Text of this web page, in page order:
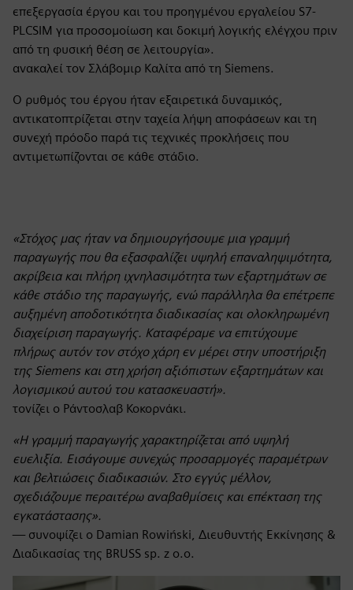
επεξεργασία έργου και του προηγμένου εργαλείου S7-
PLCSIM για προσομοίωση και δοκιμή λογικής ελέγχου πριν
από τη φυσική θέση σε λειτουργία».
ανακαλεί τον Σλάβομιρ Καλίτα από τη Siemens.
Ο ρυθμός του έργου ήταν εξαιρετικά δυναμικός,
αντικατοπτρίζεται στην ταχεία λήψη αποφάσεων και τη
συνεχή πρόοδο παρά τις τεχνικές προκλήσεις που
αντιμετωπίζονται σε κάθε στάδιο.
«Στόχος μας ήταν να δημιουργήσουμε μια γραμμή
παραγωγής που θα εξασφαλίζει υψηλή επαναληψιμότητα,
ακρίβεια και πλήρη ιχνηλασιμότητα των εξαρτημάτων σε
κάθε στάδιο της παραγωγής, ενώ παράλληλα θα επέτρεπε
αυξημένη αποδοτικότητα διαδικασίας και ολοκληρωμένη
διαχείριση παραγωγής. Καταφέραμε να επιτύχουμε
πλήρως αυτόν τον στόχο χάρη εν μέρει στην υποστήριξη
της Siemens και στη χρήση αξιόπιστων εξαρτημάτων και
λογισμικού αυτού του κατασκευαστή».
τονίζει ο Ράντοσλαβ Κοκορνάκι.
«Η γραμμή παραγωγής χαρακτηρίζεται από υψηλή
ευελιξία. Εισάγουμε συνεχώς προσαρμογές παραμέτρων
και βελτιώσεις διαδικασιών. Στο εγγύς μέλλον,
σχεδιάζουμε περαιτέρω αναβαθμίσεις και επέκταση της
εγκατάστασης».
— συνοψίζει ο Damian Rowiński, Διευθυντής Εκκίνησης &
Διαδικασίας της BRUSS sp. z o.o.